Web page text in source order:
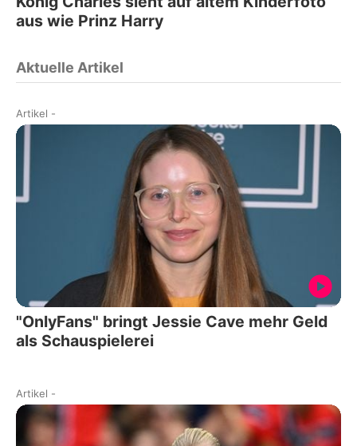
aus wie Prinz Harry
Aktuelle Artikel
Artikel -
"OnlyFans" bringt Jessie Cave mehr Geld
als Schauspielerei
Artikel -